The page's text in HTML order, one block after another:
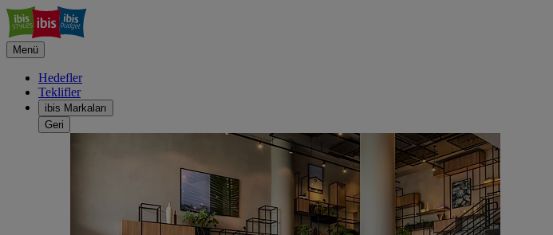
Menü
Hedefler
Teklifler
ibis Markaları
Geri